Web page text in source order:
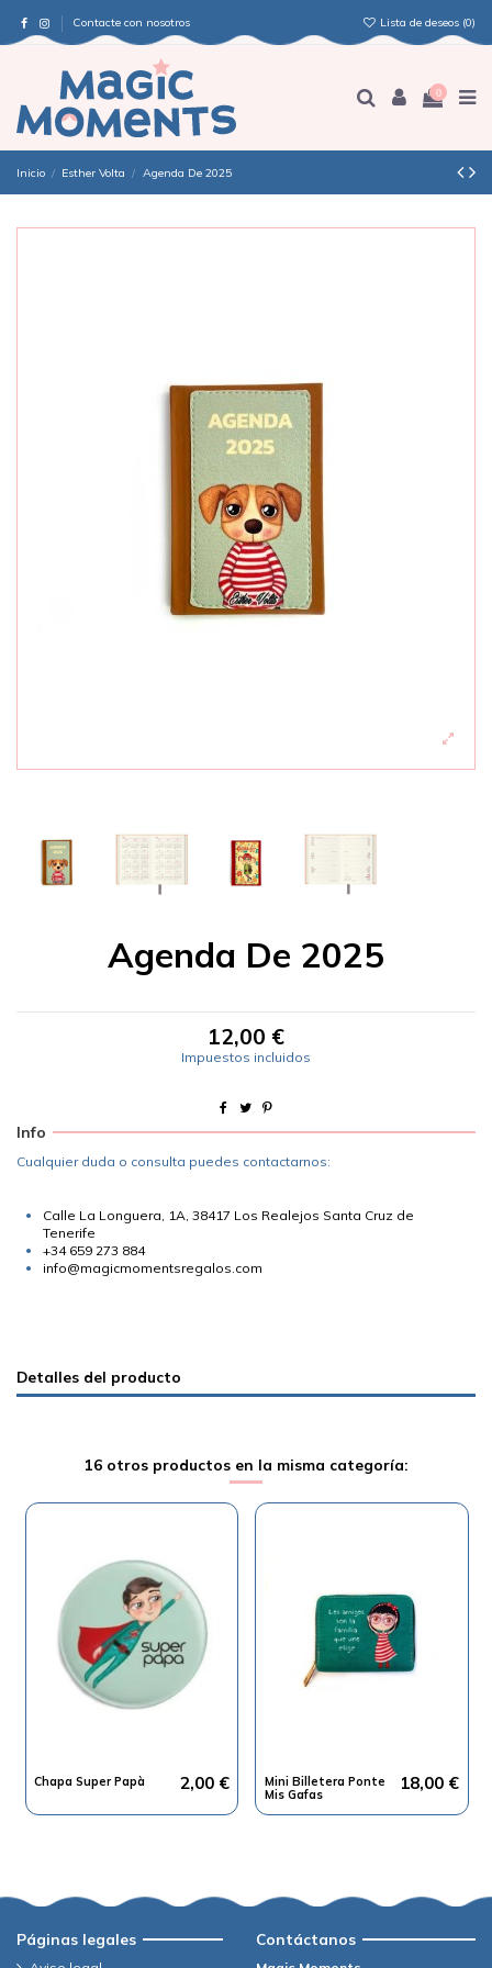
Contacte con nosotros Lista de deseos (0)
0
Inicio Esther Volta Agenda De 2025
Agenda De 2025
12,00 €
Impuestos incluidos
Info
Cualquier duda o consulta puedes contactarnos:
Calle La Longuera, 1A, 38417 Los Realejos Santa Cruz de
Tenerife
+34 659 273 884
info@magicmomentsregalos.com
Detalles del producto
16 otros productos en la misma categoría:
Chapa Super Papà 2,00 €
Mini Billetera Ponte
Mis Gafas
18,00 €
Páginas legales Contáctanos